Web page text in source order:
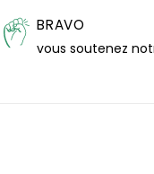
BRAVO
vous soutenez